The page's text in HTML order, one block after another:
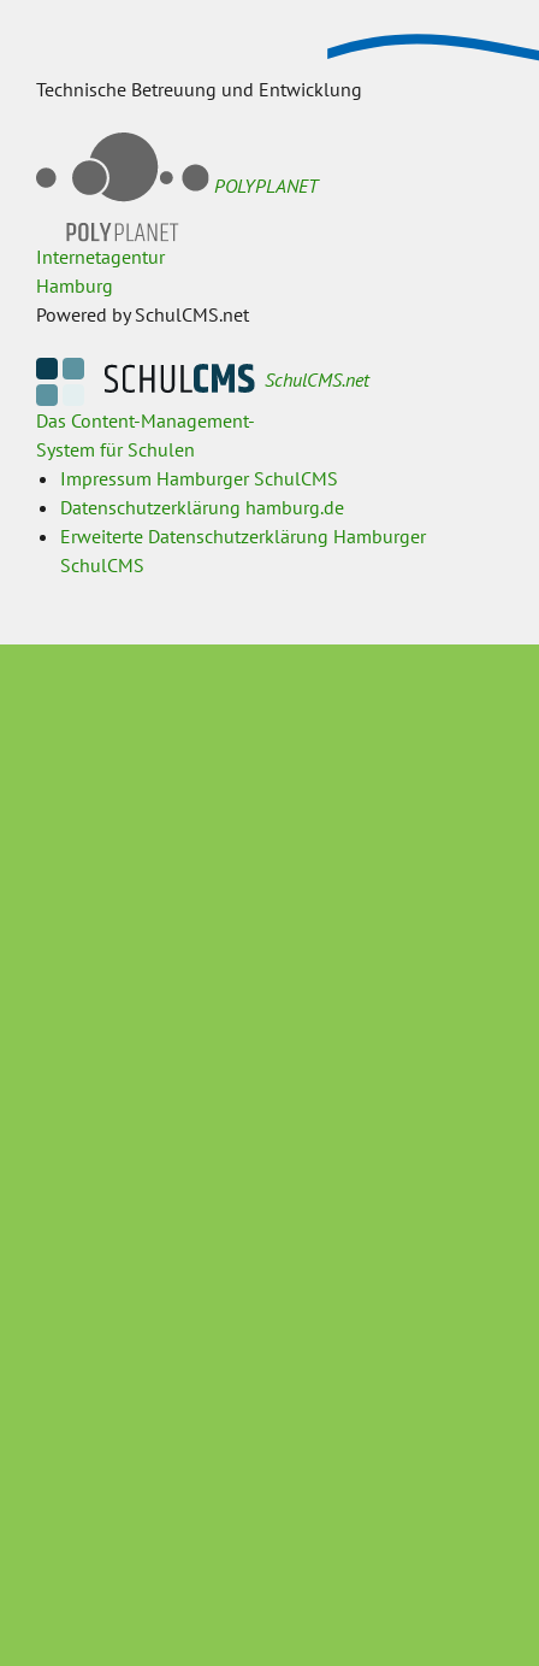
Technische Betreuung und Entwicklung
POLYPLANET
Internetagentur
Hamburg
Powered by SchulCMS.net
SchulCMS.net
Das Content-Management-
System für Schulen
Impressum Hamburger SchulCMS
Datenschutzerklärung hamburg.de
Erweiterte Datenschutzerklärung Hamburger
SchulCMS